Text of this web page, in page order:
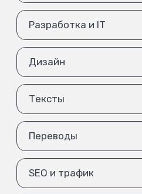
Разработка и IT
Дизайн
Тексты
Переводы
SEO и трафик